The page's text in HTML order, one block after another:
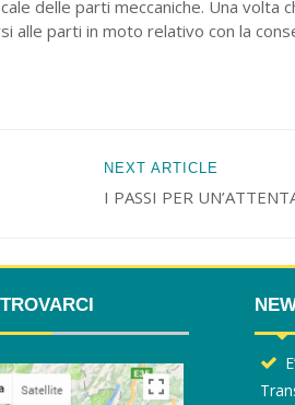
delle parti meccaniche. Una volta
alle parti in moto relativo con la
NEXT ARTICLE
I PASSI PER